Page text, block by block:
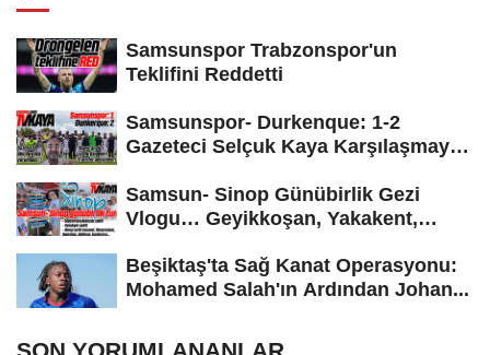
Samsunspor Trabzonspor'un
Teklifini Reddetti
Samsunspor- Durkenque: 1-2
Gazeteci Selçuk Kaya Karşılaşmayı
Samsun- Sinop Günübirlik Gezi
Vlogu… Geyikkoşan, Yakakent,
Beşiktaş'ta Sağ Kanat Operasyonu:
Mohamed Salah'ın Ardından Johan...